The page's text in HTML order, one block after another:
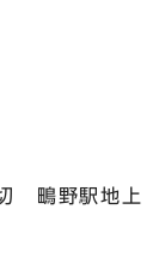
鴫野駅地上